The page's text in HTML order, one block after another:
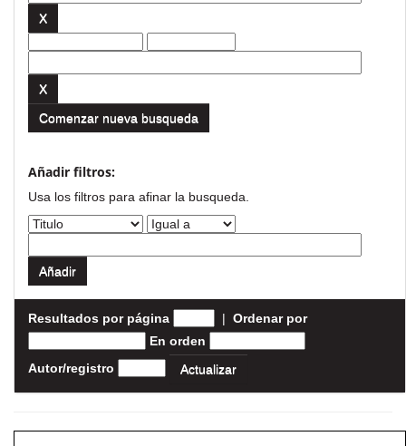
Comenzar nueva busqueda
Añadir filtros:
Usa los filtros para afinar la busqueda.
Resultados por página | Ordenar por
En orden
Autor/registro